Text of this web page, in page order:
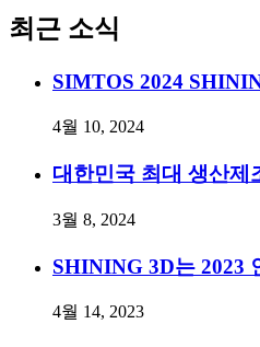
최근 소식
SIMTOS 2024
4월 10, 2024
대한민국 최대 생산제
3월 8, 2024
SHINING 3D는 2023
4월 14, 2023